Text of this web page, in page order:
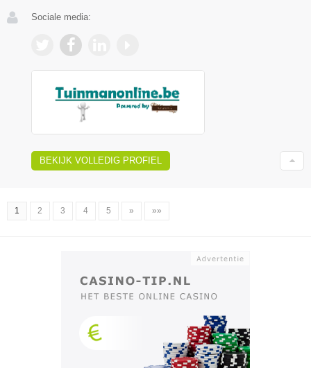
Sociale media:
BEKIJK VOLLEDIG PROFIEL
1 2 3 4 5 » »»